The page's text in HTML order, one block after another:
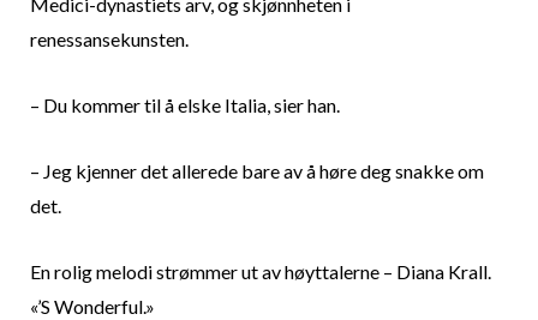
Medici-dynastiets arv, og skjønnheten i
renessansekunsten.
– Du kommer til å elske Italia, sier han.
– Jeg kjenner det allerede bare av å høre deg snakke om
det.
En rolig melodi strømmer ut av høyttalerne – Diana Krall.
«’S Wonderful.»